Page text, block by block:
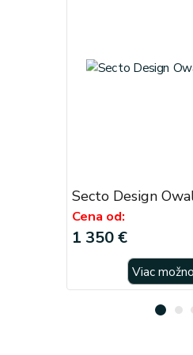
Secto Design
Cena od:
1 350 €
Viac